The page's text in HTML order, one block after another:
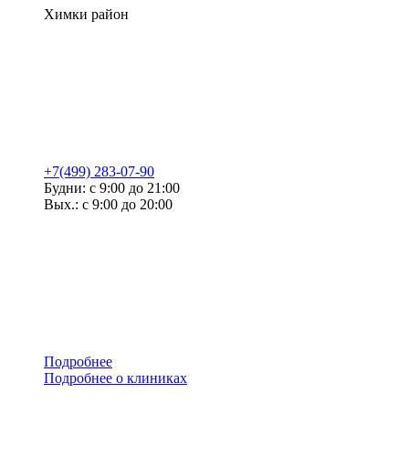
Химки район
+7(499) 283-07-90
Будни: с 9:00 до 21:00
Вых.: с 9:00 до 20:00
Подробнее
Подробнее о клиниках